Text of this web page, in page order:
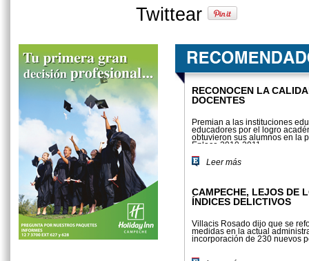
Twittear
RECONOCEN LA
DOCENTES
Premian a las instituciones
educadores por el logro
obtuvieron sus alumnos en la
Enlace 2010-2011.
Leer más
CAMPECHE, LEJOS DE
ÍNDICES DELICTIVOS
Villacís Rosado dijo que se
medidas en la actual
incorporación de 230 nuevos